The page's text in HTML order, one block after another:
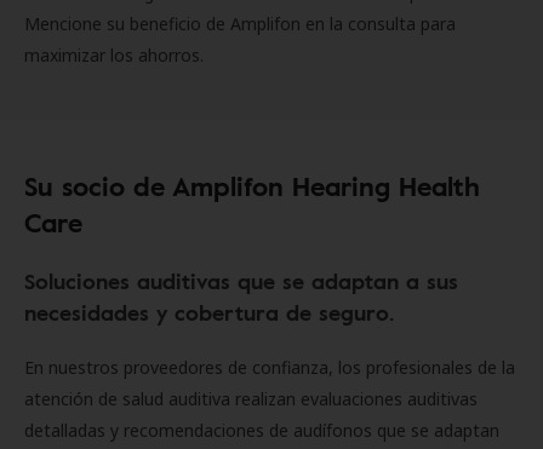
Mencione su beneficio de Amplifon en la consulta para
maximizar los ahorros.
Su socio de Amplifon Hearing Health
Care
Soluciones auditivas que se adaptan a sus
necesidades y cobertura de seguro.
En nuestros proveedores de confianza, los profesionales de la
atención de salud auditiva realizan evaluaciones auditivas
detalladas y recomendaciones de audífonos que se adaptan